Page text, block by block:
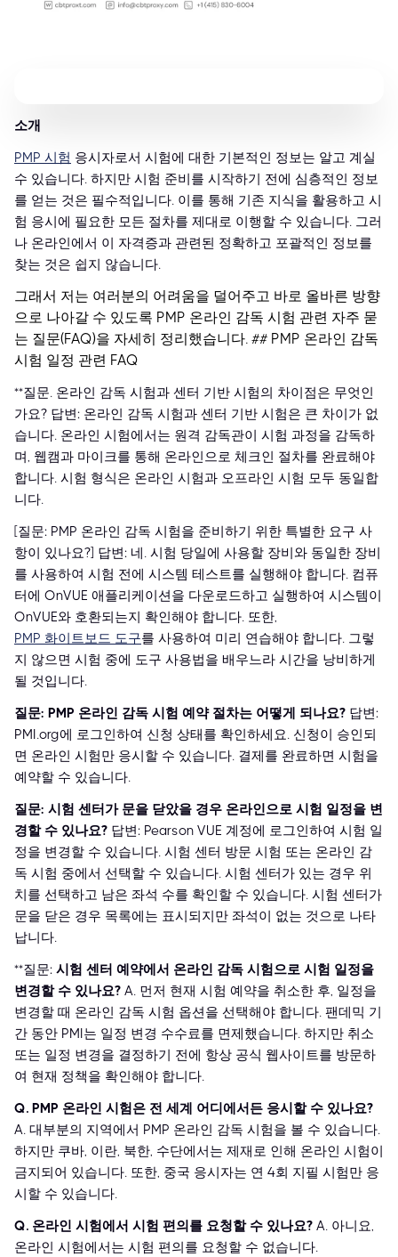
소개
PMP 시험 응시자로서 시험에 대한 기본적인 정보는 알고 계실
수 있습니다. 하지만 시험 준비를 시작하기 전에 심층적인 정보
를 얻는 것은 필수적입니다. 이를 통해 기존 지식을 활용하고 시
험 응시에 필요한 모든 절차를 제대로 이행할 수 있습니다. 그러
나 온라인에서 이 자격증과 관련된 정확하고 포괄적인 정보를
찾는 것은 쉽지 않습니다.
그래서 저는 여러분의 어려움을 덜어주고 바로 올바른 방향
으로 나아갈 수 있도록 PMP 온라인 감독 시험 관련 자주 묻
는 질문(FAQ)을 자세히 정리했습니다. ## PMP 온라인 감독
시험 일정 관련 FAQ
**질문. 온라인 감독 시험과 센터 기반 시험의 차이점은 무엇인
가요? 답변: 온라인 감독 시험과 센터 기반 시험은 큰 차이가 없
습니다. 온라인 시험에서는 원격 감독관이 시험 과정을 감독하
며, 웹캠과 마이크를 통해 온라인으로 체크인 절차를 완료해야
합니다. 시험 형식은 온라인 시험과 오프라인 시험 모두 동일합
니다.
[질문: PMP 온라인 감독 시험을 준비하기 위한 특별한 요구 사
항이 있나요?] 답변: 네. 시험 당일에 사용할 장비와 동일한 장비
를 사용하여 시험 전에 시스템 테스트를 실행해야 합니다. 컴퓨
터에 OnVUE 애플리케이션을 다운로드하고 실행하여 시스템이
OnVUE와 호환되는지 확인해야 합니다. 또한,
PMP 화이트보드 도구를 사용하여 미리 연습해야 합니다. 그렇
지 않으면 시험 중에 도구 사용법을 배우느라 시간을 낭비하게
될 것입니다.
질문: PMP 온라인 감독 시험 예약 절차는 어떻게 되나요? 답변:
PMI.org에 로그인하여 신청 상태를 확인하세요. 신청이 승인되
면 온라인 시험만 응시할 수 있습니다. 결제를 완료하면 시험을
예약할 수 있습니다.
질문: 시험 센터가 문을 닫았을 경우 온라인으로 시험 일정을 변
경할 수 있나요? 답변: Pearson VUE 계정에 로그인하여 시험 일
정을 변경할 수 있습니다. 시험 센터 방문 시험 또는 온라인 감
독 시험 중에서 선택할 수 있습니다. 시험 센터가 있는 경우 위
치를 선택하고 남은 좌석 수를 확인할 수 있습니다. 시험 센터가
문을 닫은 경우 목록에는 표시되지만 좌석이 없는 것으로 나타
납니다.
**질문: 시험 센터 예약에서 온라인 감독 시험으로 시험 일정을
변경할 수 있나요? A. 먼저 현재 시험 예약을 취소한 후, 일정을
변경할 때 온라인 감독 시험 옵션을 선택해야 합니다. 팬데믹 기
간 동안 PMI는 일정 변경 수수료를 면제했습니다. 하지만 취소
또는 일정 변경을 결정하기 전에 항상 공식 웹사이트를 방문하
여 현재 정책을 확인해야 합니다.
Q. PMP 온라인 시험은 전 세계 어디에서든 응시할 수 있나요?
A. 대부분의 지역에서 PMP 온라인 감독 시험을 볼 수 있습니다.
하지만 쿠바, 이란, 북한, 수단에서는 제재로 인해 온라인 시험이
금지되어 있습니다. 또한, 중국 응시자는 연 4회 지필 시험만 응
시할 수 있습니다.
Q. 온라인 시험에서 시험 편의를 요청할 수 있나요? A. 아니요,
온라인 시험에서는 시험 편의를 요청할 수 없습니다.